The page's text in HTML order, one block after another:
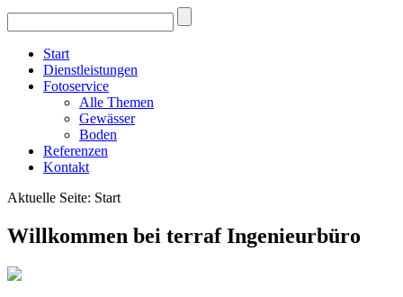
Start
Dienstleistungen
Fotoservice
Alle Themen
Gewässer
Boden
Referenzen
Kontakt
Aktuelle Seite: Start
Willkommen bei terraf Ingenieurbüro